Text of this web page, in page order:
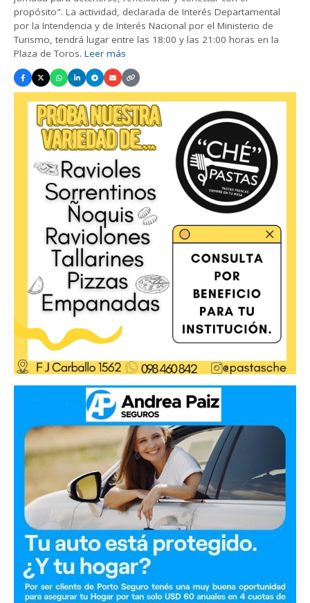
propósito". La actividad, declarada de Interés Departamental
por la Intendencia y de Interés Nacional por el Ministerio de
Turismo, tendrá lugar entre las 18:00 y las 21:00 horas en la
Plaza de Toros. Leer más